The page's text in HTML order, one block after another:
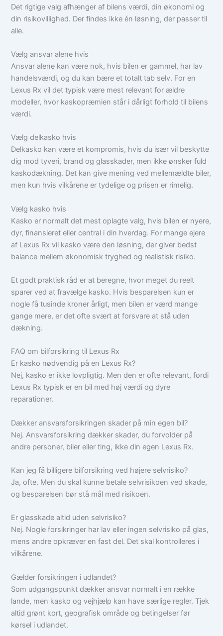
Det rigtige valg afhænger af bilens værdi, din økonomi og
din risikovillighed. Der findes ikke én løsning, der passer til
alle.
Vælg ansvar alene hvis
Ansvar alene kan være nok, hvis bilen er gammel, har lav
handelsværdi, og du kan bære et totalt tab selv. For en
Lexus Rx vil det typisk være mest relevant for ældre
modeller, hvor kaskopræmien står i dårligt forhold til bilens
værdi.
Vælg delkasko hvis
Delkasko kan være et kompromis, hvis du især vil beskytte
dig mod tyveri, brand og glasskader, men ikke ønsker fuld
kaskodækning. Det kan give mening ved mellemældte biler,
men kun hvis vilkårene er tydelige og prisen er rimelig.
Vælg kasko hvis
Kasko er normalt det mest oplagte valg, hvis bilen er nyere,
dyr, finansieret eller central i din hverdag. For mange ejere
af Lexus Rx vil kasko være den løsning, der giver bedst
balance mellem økonomisk tryghed og realistisk risiko.
Et godt praktisk råd er at beregne, hvor meget du reelt
sparer ved at fravælge kasko. Hvis besparelsen kun er
nogle få tusinde kroner årligt, men bilen er værd mange
gange mere, er det ofte svært at forsvare at stå uden
dækning.
FAQ om bilforsikring til Lexus Rx
Er kasko nødvendig på en Lexus Rx?
Nej, kasko er ikke lovpligtig. Men den er ofte relevant, fordi
Lexus Rx typisk er en bil med høj værdi og dyre
reparationer.
Dækker ansvarsforsikringen skader på min egen bil?
Nej. Ansvarsforsikring dækker skader, du forvolder på
andre personer, biler eller ting, ikke din egen Lexus Rx.
Kan jeg få billigere bilforsikring ved højere selvrisiko?
Ja, ofte. Men du skal kunne betale selvrisikoen ved skade,
og besparelsen bør stå mål med risikoen.
Er glasskade altid uden selvrisiko?
Nej. Nogle forsikringer har lav eller ingen selvrisiko på glas,
mens andre opkræver en fast del. Det skal kontrolleres i
vilkårene.
Gælder forsikringen i udlandet?
Som udgangspunkt dækker ansvar normalt i en række
lande, men kasko og vejhjælp kan have særlige regler. Tjek
altid grønt kort, geografisk område og betingelser før
kørsel i udlandet.